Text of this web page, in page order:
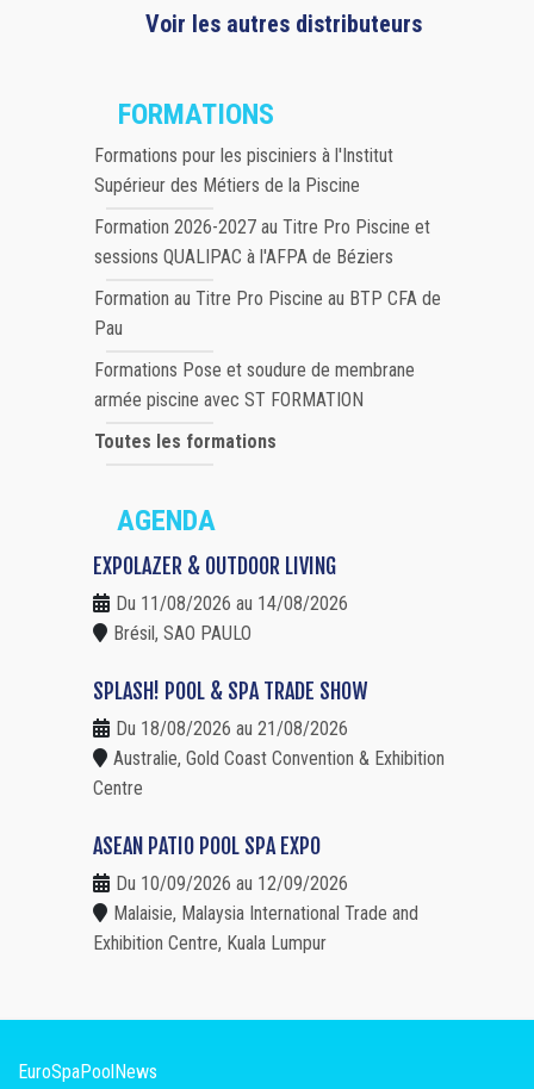
Voir les autres distributeurs
FORMATIONS
Formations pour les pisciniers à l'Institut
Supérieur des Métiers de la Piscine
Formation 2026-2027 au Titre Pro Piscine et
sessions QUALIPAC à l'AFPA de Béziers
Formation au Titre Pro Piscine au BTP CFA de
Pau
Formations Pose et soudure de membrane
armée piscine avec ST FORMATION
Toutes les formations
AGENDA
EXPOLAZER & OUTDOOR LIVING
Du 11/08/2026 au 14/08/2026
Brésil, SAO PAULO
SPLASH! POOL & SPA TRADE SHOW
Du 18/08/2026 au 21/08/2026
Australie, Gold Coast Convention & Exhibition
Centre
ASEAN PATIO POOL SPA EXPO
Du 10/09/2026 au 12/09/2026
Malaisie, Malaysia International Trade and
Exhibition Centre, Kuala Lumpur
EuroSpaPoolNews